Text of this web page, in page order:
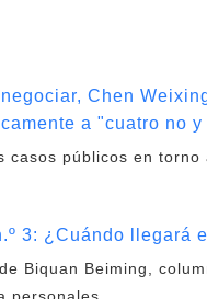
Chen
a "cuatro no
casos públicos en
3: ¿Cuándo llegará
Biquan Beiming,